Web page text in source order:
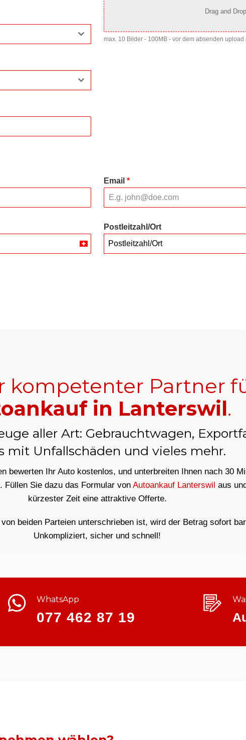
Drag and
max. 10 Bilder - 100MB - vor dem absenden upload
Email *
Switzerland
Postleitzahl/Ort
Postleitzahl/Ort
kompetenter Partner
in Lanterswil.
aller Art: Gebrauchtwagen,
mit Unfallschäden und vieles mehr.
bewerten Ihr Auto kostenlos, und unterbreiten Ihnen nach 30
Füllen Sie dazu das Formular von Autoankauf Lanterswil aus
kürzester Zeit eine attraktive Offerte.
beiden Parteien unterschrieben ist, wird der Betrag sofort
Unkompliziert, sicher und schnell!
WhatsApp
077 462 87 19